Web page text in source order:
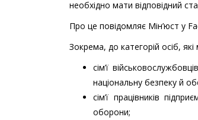
необхідно мати відповідний
Про це повідомляє Мін’юст у
Зокрема, до категорій осіб,
сім’ї
національну безпеку й
сім’ї працівників
оборони;